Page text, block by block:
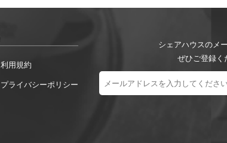
利用規約
プライバシーポリシー
シェアハウスのメ
ぜひご登録く